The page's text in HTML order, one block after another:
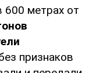
600 метрах от
признаков